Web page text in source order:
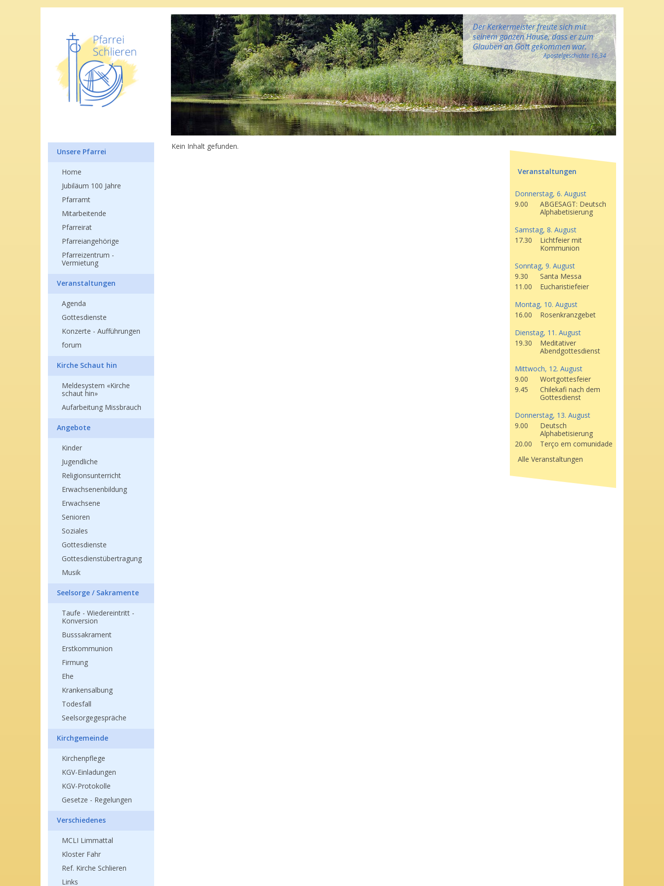
Der Kerkermeister freute sich mit
seinem ganzen Hause, dass er zum
Glauben an Gott gekommen war.
Apostelgeschichte 16,34
Unsere Pfarrei
Home
Jubiläum 100 Jahre
Pfarramt
Mitarbeitende
Pfarreirat
Pfarreiangehörige
Pfarreizentrum -
Vermietung
Veranstaltungen
Agenda
Gottesdienste
Konzerte - Aufführungen
forum
Kirche Schaut hin
Meldesystem «Kirche
schaut hin»
Aufarbeitung Missbrauch
Angebote
Kinder
Jugendliche
Religionsunterricht
Erwachsenenbildung
Erwachsene
Senioren
Soziales
Gottesdienste
Gottesdienstübertragung
Musik
Seelsorge / Sakramente
Taufe - Wiedereintritt -
Konversion
Busssakrament
Erstkommunion
Firmung
Ehe
Krankensalbung
Todesfall
Seelsorgegespräche
Kirchgemeinde
Kirchenpflege
KGV-Einladungen
KGV-Protokolle
Gesetze - Regelungen
Verschiedenes
MCLI Limmattal
Kloster Fahr
Ref. Kirche Schlieren
Links
Veranstaltungen
Donnerstag, 6. August
9.00
ABGESAGT: Deutsch
Alphabetisierung
Samstag, 8. August
17.30
Lichtfeier mit
Kommunion
Sonntag, 9. August
9.30
Santa Messa
11.00
Eucharistiefeier
Montag, 10. August
16.00
Rosenkranzgebet
Dienstag, 11. August
19.30
Meditativer
Abendgottesdienst
Mittwoch, 12. August
9.00
Wortgottesfeier
9.45
Chilekafi nach dem
Gottesdienst
Donnerstag, 13. August
9.00
Deutsch
Alphabetisierung
20.00
Terço em comunidade
Alle Veranstaltungen
Kein Inhalt gefunden.